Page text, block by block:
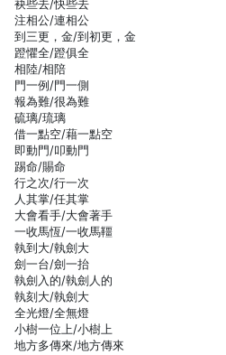
袂些去/快些去
注相公/連相公
到三更，金/到初更，金
蹬懼全/蹬俱全
相陸/相陪
門一例/門一側
報為難/很為難
硫璃/琉璃
借一點空/藉一點空
即動門/叩動門
踢命/賜命
行之次/行一次
人其掌/任其掌
大會看手/大會著手
一收馬恆/一收馬韁
執到大/執劍大
劍一台/劍一抬
執劍入的/執劍人的
執刻大/執劍大
全光燈/全無燈
小樹一位上/小樹上
地方多傳來/地方傳來